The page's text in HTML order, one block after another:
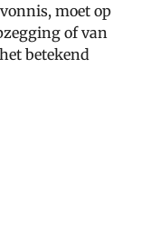
moet op
of van
betekend